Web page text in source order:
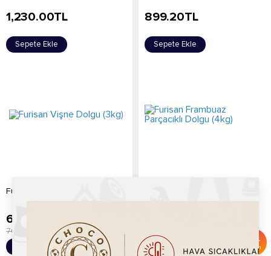
1,230.00TL
Sepete Ekle
899.20TL
Sepete Ekle
Furisan Vişne Dolgu (3kg)
%
İndirim
689.20
700.00
Sepete Ekle
34
İndirim
Sepete Ekle